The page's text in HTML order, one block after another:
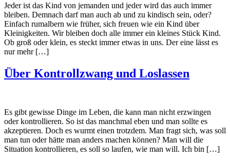
Jeder ist das Kind von jemanden und jeder wird das auch immer
bleiben. Demnach darf man auch ab und zu kindisch sein, oder?
Einfach rumalbern wie früher, sich freuen wie ein Kind über
Kleinigkeiten. Wir bleiben doch alle immer ein kleines Stück Kind.
Ob groß oder klein, es steckt immer etwas in uns. Der eine lässt es
nur mehr […]
Über Kontrollzwang und Loslassen
Es gibt gewisse Dinge im Leben, die kann man nicht erzwingen
oder kontrollieren. So ist das manchmal eben und man sollte es
akzeptieren. Doch es wurmt einen trotzdem. Man fragt sich, was soll
man tun oder hätte man anders machen können? Man will die
Situation kontrollieren, es soll so laufen, wie man will. Ich bin […]